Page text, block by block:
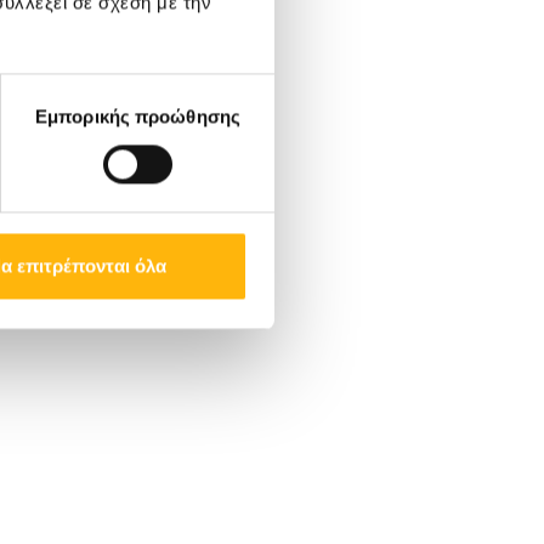
Εμπορικής προώθησης
επιτρέπονται όλα